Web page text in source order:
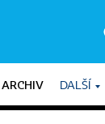
ARCHIV DALŠÍ